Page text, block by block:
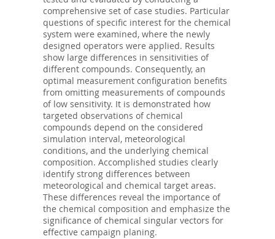
comprehensive set of case studies. Particular
questions of specific interest for the chemical
system were examined, where the newly
designed operators were applied. Results
show large differences in sensitivities of
different compounds. Consequently, an
optimal measurement configuration benefits
from omitting measurements of compounds
of low sensitivity. It is demonstrated how
targeted observations of chemical
compounds depend on the considered
simulation interval, meteorological
conditions, and the underlying chemical
composition. Accomplished studies clearly
identify strong differences between
meteorological and chemical target areas.
These differences reveal the importance of
the chemical composition and emphasize the
significance of chemical singular vectors for
effective campaign planing.